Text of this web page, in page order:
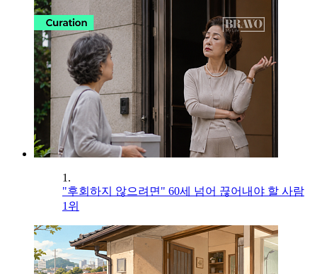
1.
"후회하지 않으려면" 60세 넘어 끊어내야 할 사람
1위